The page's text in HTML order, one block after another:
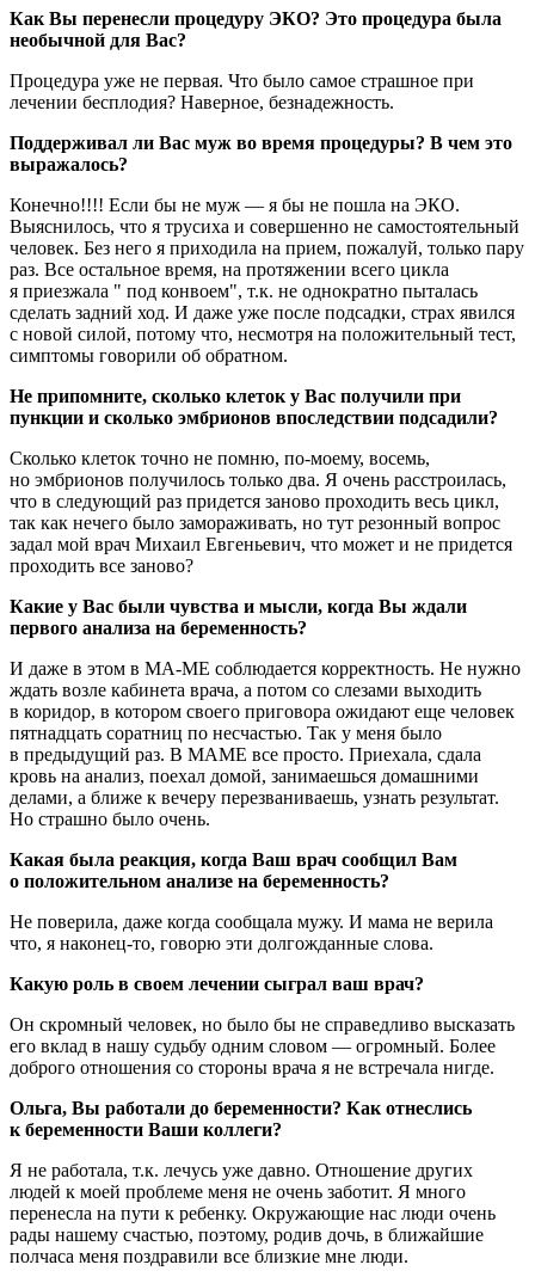
Как Вы перенесли процедуру ЭКО? Это процедура была
необычной для Вас?
Процедура уже не первая. Что было самое страшное при
лечении бесплодия? Наверное, безнадежность.
Поддерживал ли Вас муж во время процедуры? В чем это
выражалось?
Конечно!!!! Если бы не муж — я бы не пошла на ЭКО.
Выяснилось, что я трусиха и совершенно не самостоятельный
человек. Без него я приходила на прием, пожалуй, только пару
раз. Все остальное время, на протяжении всего цикла
я приезжала " под конвоем", т.к. не однократно пыталась
сделать задний ход. И даже уже после подсадки, страх явился
с новой силой, потому что, несмотря на положительный тест,
симптомы говорили об обратном.
Не припомните, сколько клеток у Вас получили при
пункции и сколько эмбрионов впоследствии подсадили?
Сколько клеток точно не помню, по-моему, восемь,
но эмбрионов получилось только два. Я очень расстроилась,
что в следующий раз придется заново проходить весь цикл,
так как нечего было замораживать, но тут резонный вопрос
задал мой врач Михаил Евгеньевич, что может и не придется
проходить все заново?
Какие у Вас были чувства и мысли, когда Вы ждали
первого анализа на беременность?
И даже в этом в МА-МЕ соблюдается корректность. Не нужно
ждать возле кабинета врача, а потом со слезами выходить
в коридор, в котором своего приговора ожидают еще человек
пятнадцать соратниц по несчастью. Так у меня было
в предыдущий раз. В МАМЕ все просто. Приехала, сдала
кровь на анализ, поехал домой, занимаешься домашними
делами, а ближе к вечеру перезваниваешь, узнать результат.
Но страшно было очень.
Какая была реакция, когда Ваш врач сообщил Вам
о положительном анализе на беременность?
Не поверила, даже когда сообщала мужу. И мама не верила
что, я наконец-то, говорю эти долгожданные слова.
Какую роль в своем лечении сыграл ваш врач?
Он скромный человек, но было бы не справедливо высказать
его вклад в нашу судьбу одним словом — огромный. Более
доброго отношения со стороны врача я не встречала нигде.
Ольга, Вы работали до беременности? Как отнеслись
к беременности Ваши коллеги?
Я не работала, т.к. лечусь уже давно. Отношение других
людей к моей проблеме меня не очень заботит. Я много
перенесла на пути к ребенку. Окружающие нас люди очень
рады нашему счастью, поэтому, родив дочь, в ближайшие
полчаса меня поздравили все близкие мне люди.